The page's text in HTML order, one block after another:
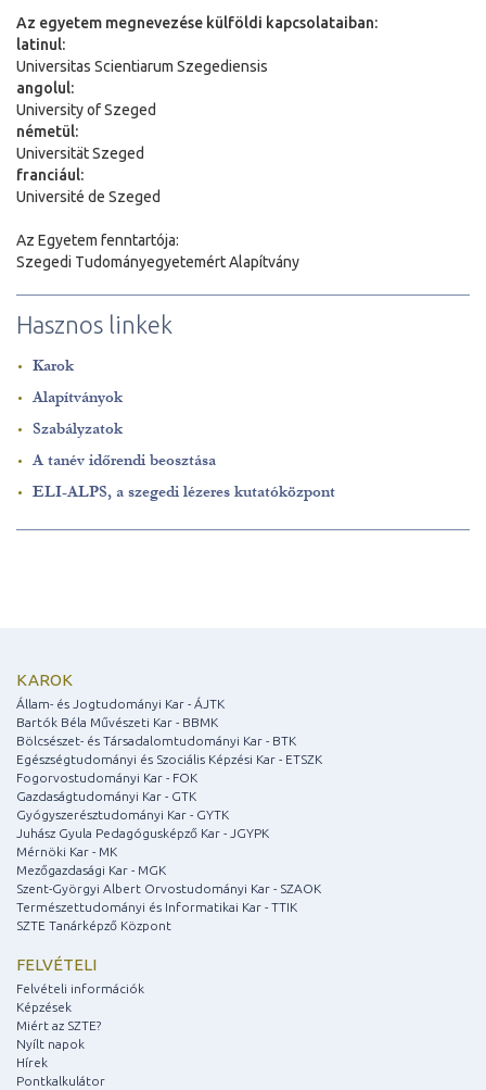
Az egyetem megnevezése külföldi kapcsolataiban:
latinul:
Universitas Scientiarum Szegediensis
angolul:
University of Szeged
németül:
Universität Szeged
franciául:
Université de Szeged
Az Egyetem fenntartója:
Szegedi Tudományegyetemért Alapítvány
Hasznos linkek
Karok
Alapítványok
Szabályzatok
A tanév időrendi beosztása
ELI-ALPS, a szegedi lézeres kutatóközpont
KAROK
Állam- és Jogtudományi Kar - ÁJTK
Bartók Béla Művészeti Kar - BBMK
Bölcsészet- és Társadalomtudományi Kar - BTK
Egészségtudományi és Szociális Képzési Kar - ETSZK
Fogorvostudományi Kar - FOK
Gazdaságtudományi Kar - GTK
Gyógyszerésztudományi Kar - GYTK
Juhász Gyula Pedagógusképző Kar - JGYPK
Mérnöki Kar - MK
Mezőgazdasági Kar - MGK
Szent-Györgyi Albert Orvostudományi Kar - SZAOK
Természettudományi és Informatikai Kar - TTIK
SZTE Tanárképző Központ
FELVÉTELI
Felvételi információk
Képzések
Miért az SZTE?
Nyílt napok
Hírek
Pontkalkulátor